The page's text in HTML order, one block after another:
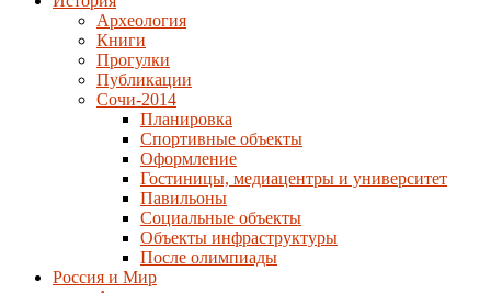
Археология
Книги
Прогулки
Публикации
Сочи-2014
Планировка
Спортивные объекты
Оформление
Гостиницы, медиацентры и университет
Павильоны
Социальные объекты
Объекты инфраструктуры
После олимпиады
Россия и Мир